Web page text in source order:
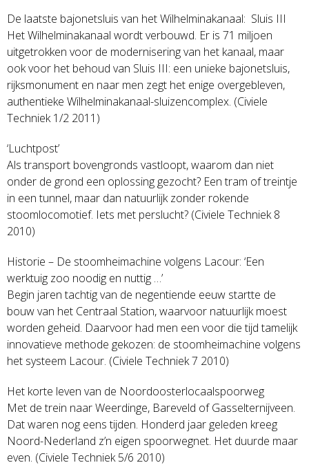
De laatste bajonetsluis van het Wilhelminakanaal: Sluis III
Het Wilhelminakanaal wordt verbouwd. Er is 71 miljoen
uitgetrokken voor de modernisering van het kanaal, maar
ook voor het behoud van Sluis III: een unieke bajonetsluis,
rijksmonument en naar men zegt het enige overgebleven,
authentieke Wilhelminakanaal-sluizencomplex. (Civiele
Techniek 1/2 2011)
‘Luchtpost’
Als transport bovengronds vastloopt, waarom dan niet
onder de grond een oplossing gezocht? Een tram of treintje
in een tunnel, maar dan natuurlijk zonder rokende
stoomlocomotief. Iets met perslucht? (Civiele Techniek 8
2010)
Historie – De stoomheimachine volgens Lacour: ‘Een
werktuig zoo noodig en nuttig …’
Begin jaren tachtig van de negentiende eeuw startte de
bouw van het Centraal Station, waarvoor natuurlijk moest
worden geheid. Daarvoor had men een voor die tijd tamelijk
innovatieve methode gekozen: de stoomheimachine volgens
het systeem Lacour. (Civiele Techniek 7 2010)
Het korte leven van de Noordoosterlocaalspoorweg
Met de trein naar Weerdinge, Bareveld of Gasselternijveen.
Dat waren nog eens tijden. Honderd jaar geleden kreeg
Noord-Nederland z’n eigen spoorwegnet. Het duurde maar
even. (Civiele Techniek 5/6 2010)